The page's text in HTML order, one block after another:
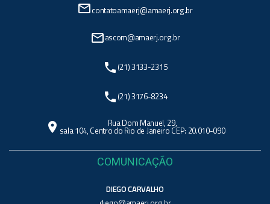
mail_outlinecontatoamaerj@amaerj.org.br
mail_outlineascom@amaerj.org.br
phone (21) 3133-2315
phone (21) 3176-8234
location_on Rua Dom Manuel, 29,
sala 104, Centro do Rio de Janeiro CEP: 20.010-090
COMUNICAÇÃO
DIEGO CARVALHO